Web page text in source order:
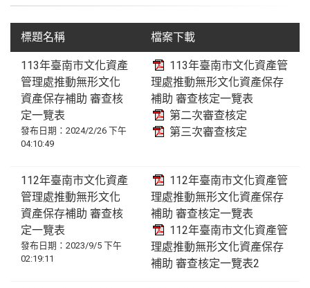
標題名稱 檔案下載
113年臺南市文化資產
管理處推動無形文化
資產保存補助 審查核
定一覽表
發布日期：2024/2/26 下午
04:10:49
113年臺南市文化資產管
理處推動無形文化資產保存
補助 審查核定一覽表
第二次審查核定
第三次審查核定
112年臺南市文化資產
管理處推動無形文化
資產保存補助 審查核
定一覽表
發布日期：2023/9/5 下午
02:19:11
112年臺南市文化資產管
理處推動無形文化資產保存
補助 審查核定一覽表
112年臺南市文化資產管
理處推動無形文化資產保存
補助 審查核定一覽表2